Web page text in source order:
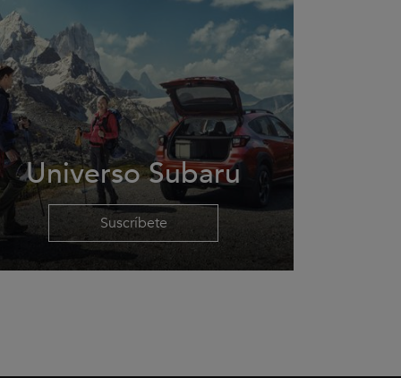
Universo Subaru
Suscríbete